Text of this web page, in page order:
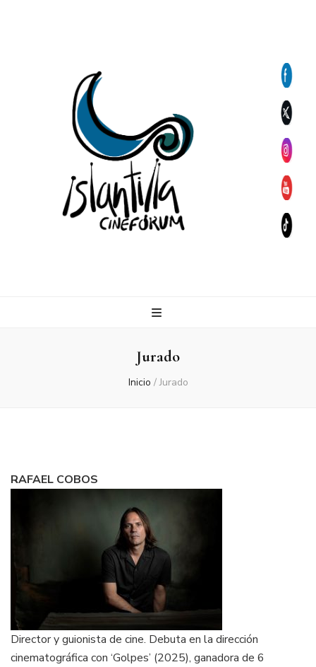
Jurado
Inicio / Jurado
RAFAEL COBOS
Director y guionista de cine. Debuta en la dirección
cinematográfica con ‘Golpes’ (2025), ganadora de 6